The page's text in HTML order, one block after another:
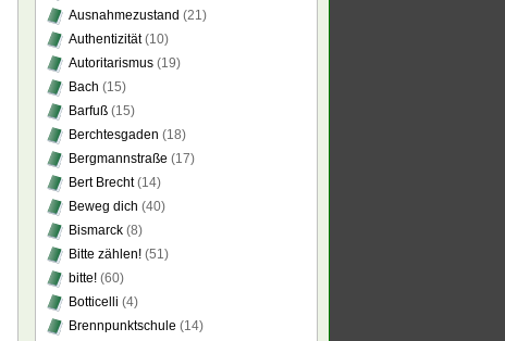
Ausnahmezustand (21)
Authentizität(10)
Autoritarismus (19)
Bach (15)
Barfuß (15)
Berchtesgaden (18)
Bergmannstraße (17)
Bert Brecht(14)
Beweg dich (40)
Bismarck (8)
Bitte zählen! (51)
bitte! (60)
Botticelli (4)
Brennpunktschule (14)